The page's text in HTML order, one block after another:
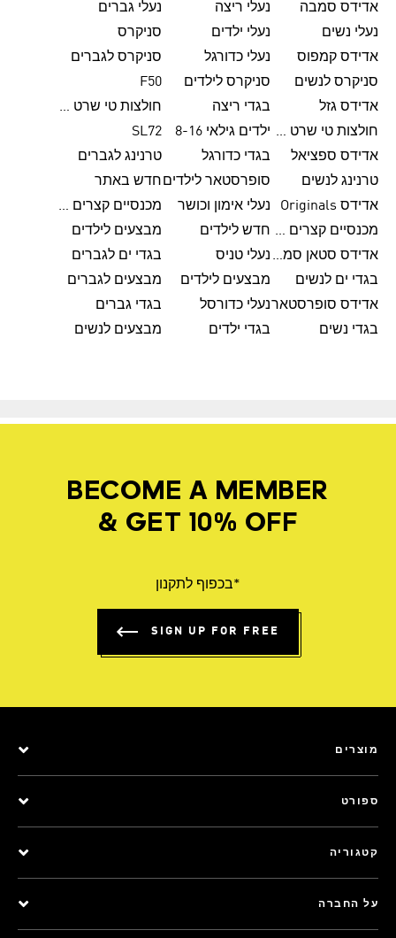
אדידס סמבה נעלי ריצה
נעלי גברים
נעלי נשים
נעלי ילדים
סניקרס
אדידס קמפוס
נעלי כדורגל
סניקרס לגברים
סניקרס לנשים
סניקרס לילדים
F50
אדידס גזל
בגדי ריצה
חולצות טי שרט לגברים
חולצות טי שרט לנשים ילדים גילאי 8-16
SL72
אדידס ספציאל
בגדי כדורגל
טרנינג לגברים
טרנינג לנשים
סופרסטאר לילדים חדש באתר
אדידס Originals
נעלי אימון וכושר
מכנסיים קצרים לגברים
מכנסיים קצרים לנשים חדש לילדים
מבצעים לילדים
אדידס סטאן סמית' נעלי טניס
בגדי ים לגברים
בגדי ים לנשים
מבצעים לילדים
מבצעים לגברים
אדידס סופרסטארנעלי כדורסל
בגדי גברים
בגדי נשים
בגדי ילדים מבצעים לנשים
BECOME A MEMBER
& GET 10% OFF
*בכפוף לתקנון
SIGN UP FOR FREE
מוצרים
ספורט
קטגוריה
על החברה